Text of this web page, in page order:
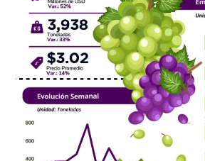
campaña
2025/26:
Semanas
31-
41